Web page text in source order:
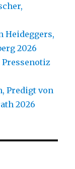
Heideggers,
2026
Predigt von
2026